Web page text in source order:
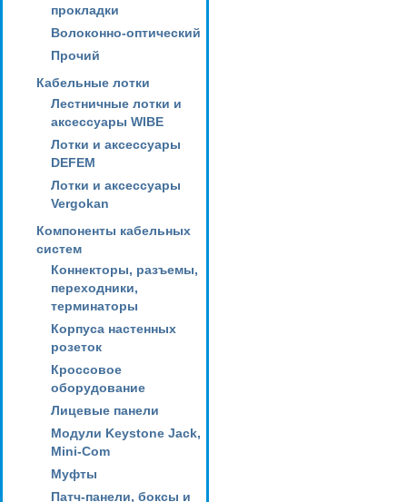
прокладки
Волоконно-оптический
Прочий
Кабельные лотки
Лестничные лотки и
аксессуары WIBE
Лотки и аксессуары
DEFEM
Лотки и аксессуары
Vergokan
Компоненты кабельных
систем
Коннекторы, разъемы,
переходники,
терминаторы
Корпуса настенных
розеток
Кроссовое
оборудование
Лицевые панели
Модули Keystone Jack,
Mini-Com
Муфты
Патч-панели, боксы и